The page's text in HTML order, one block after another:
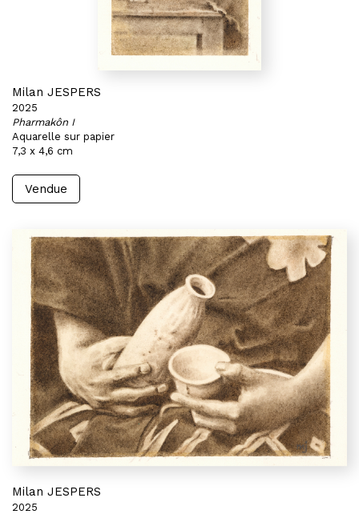
Milan JESPERS
2025
Pharmakôn I
Aquarelle sur papier
7,3 x 4,6 cm
Vendue
Milan JESPERS
2025